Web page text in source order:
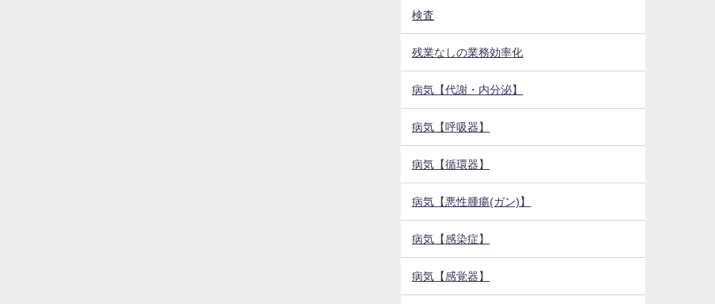
検査
残業なしの業務効率化
病気【代謝・内分泌】
病気【呼吸器】
病気【循環器】
病気【悪性腫瘍(ガン)】
病気【感染症】
病気【感覚器】